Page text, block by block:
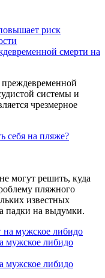
риск
смерти на
системы и
чрезмерное
себя на пляже?
могут решить, куда
пляжного
известных
падки на выдумки.
мужское либидо
мужское либидо